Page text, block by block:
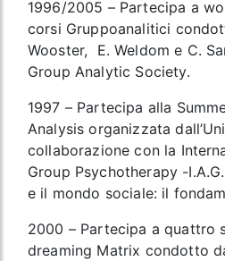
1996/2005 – Partecipa a
corsi Gruppoanalitici
Wooster, E. Weldom e C.
Group Analytic Society.
1997 – Partecipa alla
Analysis organizzata
collaborazione con la
Group Psychotherapy -
e il mondo sociale: il
2000 – Partecipa a quattro
dreaming Matrix condotto